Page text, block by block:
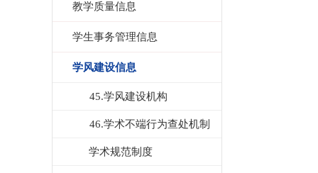
教学质量信息
学生事务管理信息
学风建设信息
45.学风建设机构
46.学术不端行为查处机制
学术规范制度